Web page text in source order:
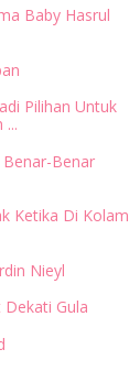
Baby Hasrul
Pilihan Untuk
...
Benar-Benar
Ketika Di Kolam
Nieyl
Dekati Gula